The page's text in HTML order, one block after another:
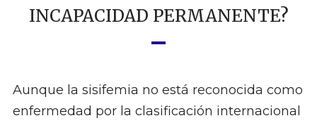
INCAPACIDAD PERMANENTE?
Aunque la sisifemia no está reconocida como
enfermedad por la clasificación internacional